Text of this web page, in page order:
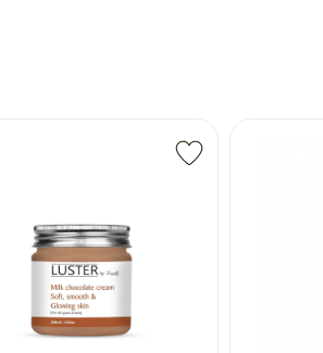
Получить прайс-лист